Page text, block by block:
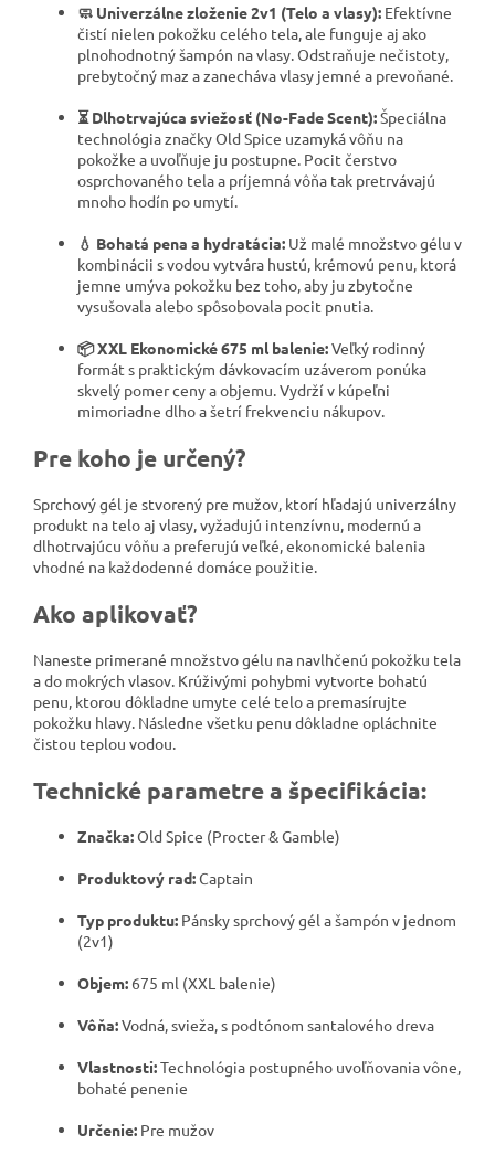
🧼 Univerzálne zloženie 2v1 (Telo a vlasy): Efektívne
čistí nielen pokožku celého tela, ale funguje aj ako
plnohodnotný šampón na vlasy. Odstraňuje nečistoty,
prebytočný maz a zanecháva vlasy jemné a prevoňané.
⏳ Dlhotrvajúca sviežosť (No-Fade Scent):Špeciálna
technológia značky Old Spice uzamyká vôňu na
pokožke a uvoľňuje ju postupne. Pocit čerstvo
osprchovaného tela a príjemná vôňa tak pretrvávajú
mnoho hodín po umytí.
💧 Bohatá pena a hydratácia: Už malé množstvo gélu v
kombinácii s vodou vytvára hustú, krémovú penu, ktorá
jemne umýva pokožku bez toho, aby ju zbytočne
vysušovala alebo spôsobovala pocit pnutia.
📦 XXL Ekonomické 675 ml balenie:Veľký rodinný
formát s praktickým dávkovacím uzáverom ponúka
skvelý pomer ceny a objemu. Vydrží v kúpeľni
mimoriadne dlho a šetrí frekvenciu nákupov.
Pre koho je určený?
Sprchový gél je stvorený pre mužov, ktorí hľadajú univerzálny
produkt na telo aj vlasy, vyžadujú intenzívnu, modernú a
dlhotrvajúcu vôňu a preferujú veľké, ekonomické balenia
vhodné na každodenné domáce použitie.
Ako aplikovať?
Naneste primerané množstvo gélu na navlhčenú pokožku tela
a do mokrých vlasov. Krúživými pohybmi vytvorte bohatú
penu, ktorou dôkladne umyte celé telo a premasírujte
pokožku hlavy. Následne všetku penu dôkladne opláchnite
čistou teplou vodou.
Technické parametre a špecifikácia:
Značka:Old Spice (Procter & Gamble)
Produktový rad:Captain
Typ produktu: Pánsky sprchový gél a šampón v jednom
(2v1)
Objem: 675 ml (XXL balenie)
Vôňa:Vodná, svieža, s podtónom santalového dreva
Vlastnosti:Technológia postupného uvoľňovania vône,
bohaté penenie
Určenie: Pre mužov